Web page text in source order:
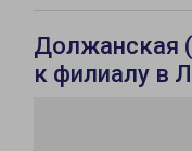
Должанская
к филиалу в